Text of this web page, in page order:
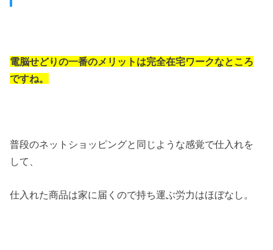
電脳せどりの一番のメリットは完全在宅ワークなところ
ですね。
普段のネットショッピングと同じような感覚で仕入れを
して、
仕入れた商品は家に届くので持ち運ぶ労力はほぼなし。